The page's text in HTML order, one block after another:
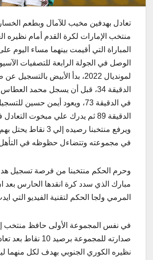
تعادل بهدفين مخيب للآمال وبطعم
منتخب الإمارات لكرة القدم أمام نظيره
المباراة التي أقيمت بينهما مساء اليوم
الوصل في الجولة الرابعة للتصفيات
لمونديال 2022، بدأ الأبيض
الدقيقة 34، قبل أن يسجل محمد
في الدقيقة 73، ويعود أيمن حسين
ويرفع منتخبنا رصيده إلي 3
في مجموعته وتتضاءل حظوظه في التأهل
وحرم الحكم منتخبنا من فرصة تسجيل
مبارك الذي سدد كرة انقدها الحارس
المرمي ولجا الحكم لتقنية الفيديو التي
في نفس المجموعة الأولى حافظ منتخب
صدارته للمجموعة برصيد
نظيره الكوري الجنوبي بهدف لكل منهما